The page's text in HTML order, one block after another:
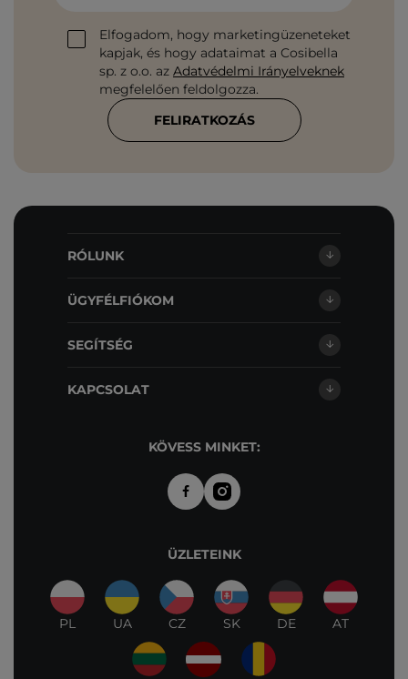
Elfogadom, hogy marketingüzeneteket
kapjak, és hogy adataimat a Cosibella
sp. z o.o. az Adatvédelmi Irányelveknek
megfelelően feldolgozza.
FELIRATKOZÁS
RÓLUNK
ÜGYFÉLFIÓKOM
SEGÍTSÉG
KAPCSOLAT
KÖVESS MINKET:
ÜZLETEINK
PL UA CZ SK DE AT